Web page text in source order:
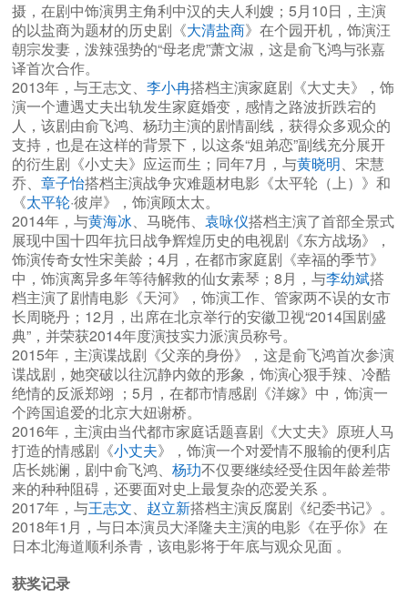
摄，在剧中饰演男主角利中汉的夫人利嫂；5月10日，主演
的以盐商为题材的历史剧《大清盐商》在个园开机，饰演汪
朝宗发妻，泼辣强势的“母老虎”萧文淑，这是俞飞鸿与张嘉
译首次合作。
2013年，与王志文、 李小冉搭档主演家庭剧《大丈夫》，饰
演一个遭遇丈夫出轨发生家庭婚变，感情之路波折跌宕的
人，该剧由俞飞鸿、杨玏主演的剧情副线，获得众多观众的
支持，也是在这样的背景下，以这条“姐弟恋”副线充分展开
的衍生剧《小丈夫》应运而生；同年7月，与黄晓明、宋慧
乔、 章子怡搭档主演战争灾难题材电影《太平轮（上）》和
《太平轮·彼岸》，饰演顾太太。
2014年，与黄海冰、马晓伟、 袁咏仪搭档主演了首部全景式
展现中国十四年抗日战争辉煌历史的电视剧《东方战场》，
饰演传奇女性宋美龄；4月，在都市家庭剧《幸福的季节》
中，饰演离异多年等待解救的仙女素琴；8月，与李幼斌搭
档主演了剧情电影《天河》，饰演工作、管家两不误的女市
长周晓丹；12月，出席在北京举行的安徽卫视“2014国剧盛
典”，并荣获2014年度演技实力派演员称号。
2015年，主演谍战剧《父亲的身份》，这是俞飞鸿首次参演
谍战剧，她突破以往沉静内敛的形象，饰演心狠手辣、冷酷
绝情的反派郑翊 ；5月，在都市情感剧《洋嫁》中，饰演一
个跨国追爱的北京大妞谢桥。
2016年，主演由当代都市家庭话题喜剧《大丈夫》原班人马
打造的情感剧《小丈夫》，饰演一个对爱情不服输的便利店
店长姚澜，剧中俞飞鸿、 杨玏不仅要继续经受住因年龄差带
来的种种阻碍，还要面对史上最复杂的恋爱关系 。
2017年，与王志文、 赵立新搭档主演反腐剧《纪委书记》。
2018年1月，与日本演员大泽隆夫主演的电影《在乎你》在
日本北海道顺利杀青，该电影将于年底与观众见面 。
获奖记录